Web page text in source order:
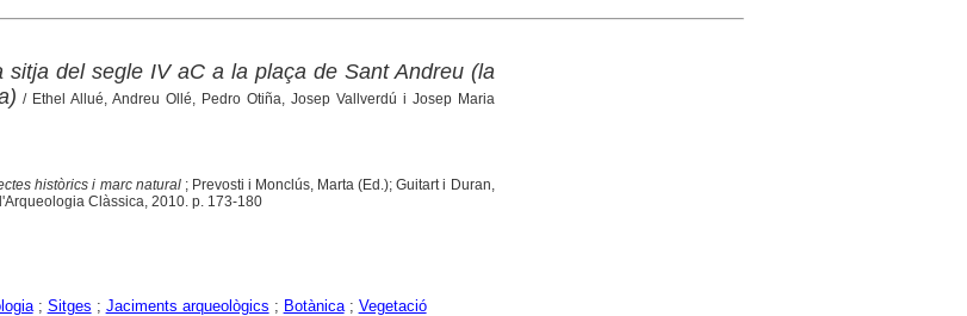
sitja del segle IV aC a la plaça de Sant Andreu (la
/ Ethel Allué, Andreu Ollé, Pedro Otiña, Josep Vallverdú i Josep Maria
històrics i marc natural; Prevosti i Monclús, Marta (Ed.); Guitart i Duran,
Clàssica, 2010. p. 173-180
; Sitges ; Jaciments arqueològics ; Botànica; Vegetació